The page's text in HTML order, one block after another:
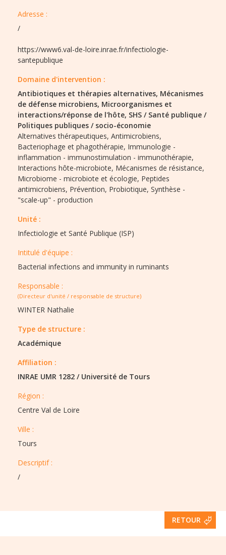
Adresse :
/
https://www6.val-de-loire.inrae.fr/infectiologie-
santepublique
Domaine d'intervention :
Antibiotiques et thérapies alternatives, Mécanismes
de défense microbiens, Microorganismes et
interactions/réponse de l'hôte, SHS / Santé publique /
Politiques publiques / socio-économie
Alternatives thérapeutiques, Antimicrobiens,
Bacteriophage et phagothérapie, Immunologie -
inflammation - immunostimulation - immunothérapie,
Interactions hôte-microbiote, Mécanismes de résistance,
Microbiome - microbiote et écologie, Peptides
antimicrobiens, Prévention, Probiotique, Synthèse -
"scale-up" - production
Unité :
Infectiologie et Santé Publique (ISP)
Intitulé d'équipe :​
Bacterial infections and immunity in ruminants
Responsable :
(Directeur d'unité / responsable de structure)
WINTER Nathalie
Type de structure :​
Académique
Affiliation :
INRAE UMR 1282 / Université de Tours
Région :​​
Centre Val de Loire
Ville :​​
Tours
Descriptif :​
/
RETOUR